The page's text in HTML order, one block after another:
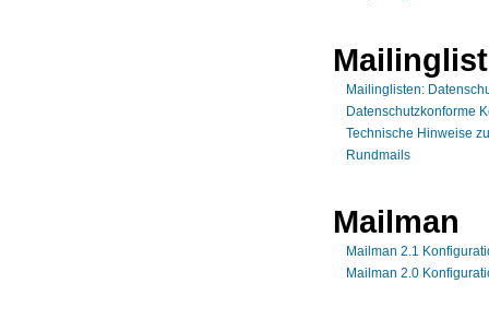
Mailinglisten:
Datenschutzkonforme
Technische Hinweise
Rundmails
Mailman
Mailman 2.1
Mailman 2.0